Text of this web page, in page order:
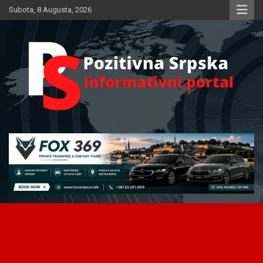
Skip
to
Subota, 8 Augusta, 2026
Pozitivna Srpska